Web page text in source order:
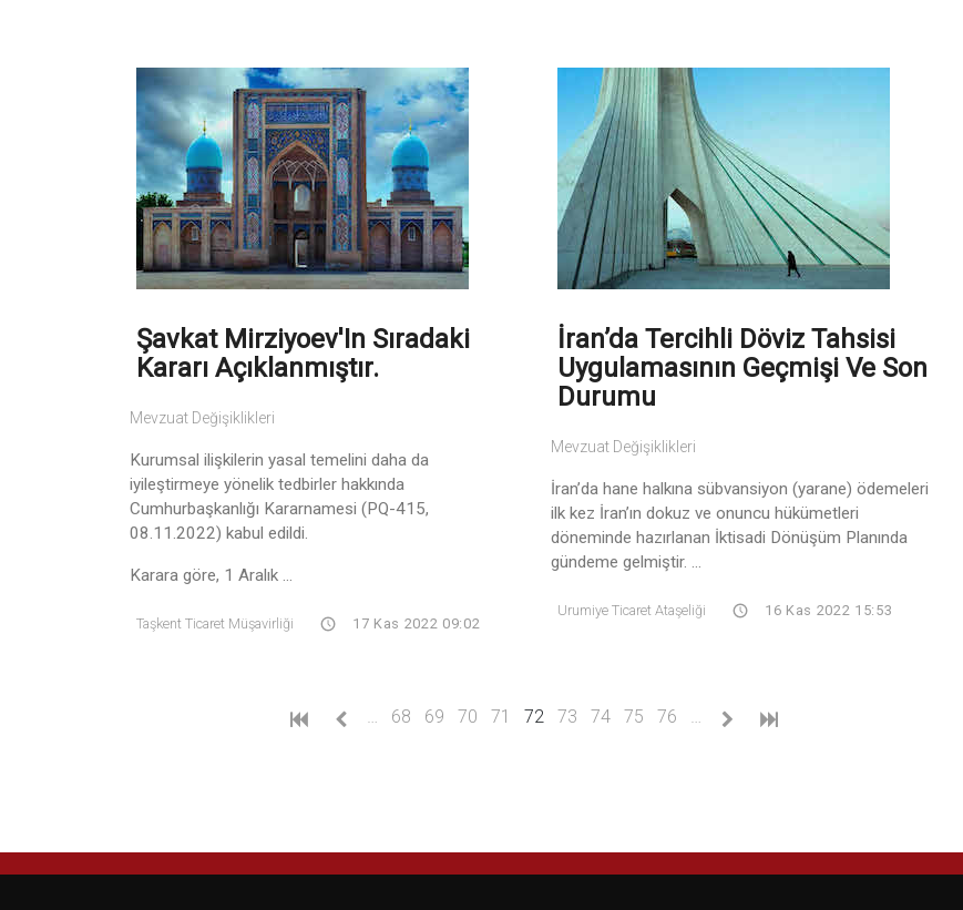
Şavkat Mirziyoev'In Sıradaki
Kararı Açıklanmıştır.
Mevzuat Değişiklikleri
Kurumsal ilişkilerin yasal temelini daha da
iyileştirmeye yönelik tedbirler hakkında
Cumhurbaşkanlığı Kararnamesi (PQ-415,
08.11.2022) kabul edildi.
Karara göre, 1 Aralık ...
Taşkent Ticaret Müşavirliği 17 Kas 2022 09:02
İran’da Tercihli Döviz Tahsisi
Uygulamasının Geçmişi Ve Son
Durumu
Mevzuat Değişiklikleri
İran’da hane halkına sübvansiyon (yarane) ödemeleri
ilk kez İran’ın dokuz ve onuncu hükümetleri
döneminde hazırlanan İktisadi Dönüşüm Planında
gündeme gelmiştir. ...
Urumiye Ticaret Ataşeliği 16 Kas 2022 15:53
68 69 70 71 72 (current)
73 74 75 76